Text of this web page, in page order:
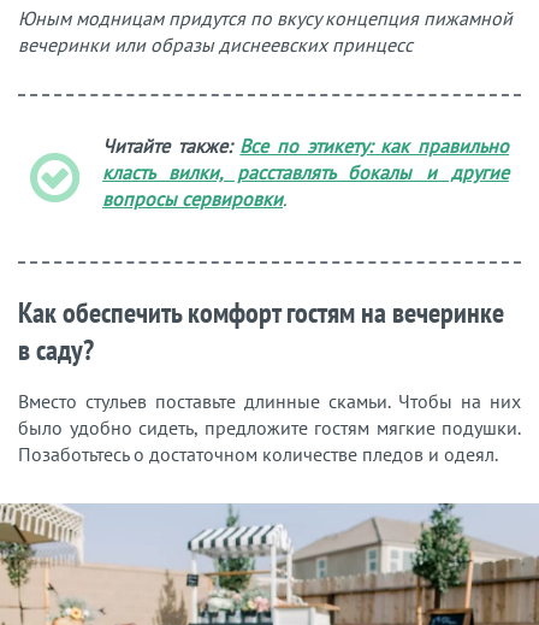
Юным модницам придутся по вкусу концепция пижамной
вечеринки или образы диснеевских принцесс
Читайте также: Все по этикету: как правильно
класть вилки, расставлять бокалы и другие
вопросы сервировки.
Как обеспечить комфорт гостям на вечеринке
в саду?
Вместо стульев поставьте длинные скамьи. Чтобы на них
было удобно сидеть, предложите гостям мягкие подушки.
Позаботьтесь о достаточном количестве пледов и одеял.